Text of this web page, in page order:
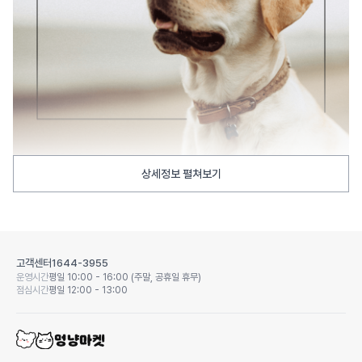
상세정보 펼쳐보기
고객센터1644-3955
운영시간평일 10:00 - 16:00 (주말, 공휴일 휴무)
점심시간평일 12:00 - 13:00